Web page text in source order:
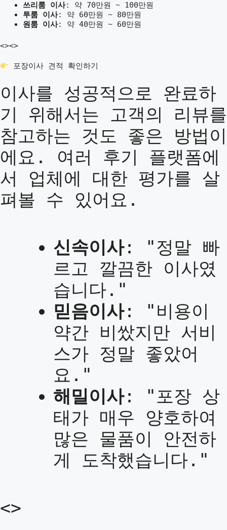
쓰리룸 이사: 약 70만원 ~ 100만원
투룸 이사: 약 60만원 ~ 80만원
원룸 이사: 약 40만원 ~ 60만원
<><>
포장이사 견적 확인하기
이사를 성공적으로 완료하
기 위해서는 고객의 리뷰를
참고하는 것도 좋은 방법이
에요. 여러 후기 플랫폼에
서 업체에 대한 평가를 살
펴볼 수 있어요.
신속이사: "정말 빠
르고 깔끔한 이사였
습니다."
믿음이사: "비용이
약간 비쌌지만 서비
스가 정말 좋았어
요."
해밀이사: "포장 상
태가 매우 양호하여
많은 물품이 안전하
게 도착했습니다."
<>